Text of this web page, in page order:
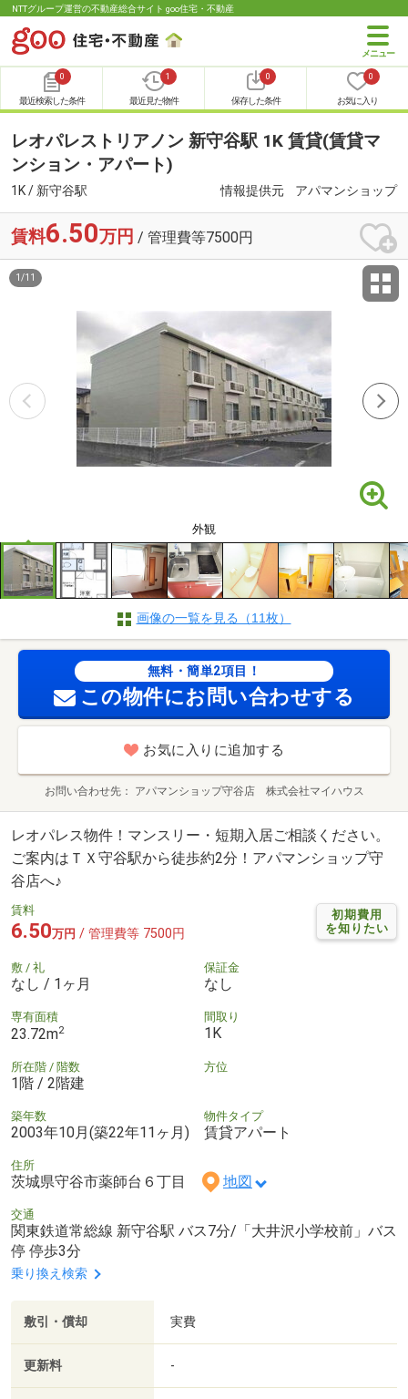
NTTグループ運営の不動産総合サイト goo住宅・不動産
0
最近検索した条件
1
最近見た物件
0
保存した条件
0
お気に入り
レオパレストリアノン 新守谷駅 1K 賃貸(賃貸マ
ンション・アパート)
1K / 新守谷駅 情報提供元 アパマンショップ
賃料6.50万円 / 管理費等7500円
外観
1 /11
画像の一覧を見る（11枚）
無料・簡単2項目！
この物件にお問い合わせする
お気に入りに追加する
お問い合わせ先 アパマンショップ守谷店 株式会社マイハウス
レオパレス物件！マンスリー・短期入居ご相談ください。
ご案内はＴＸ守谷駅から徒歩約2分！アパマンショップ守
谷店へ♪
初期費用
を知りたい
賃料
6.50万円 / 管理費等 7500円
敷 / 礼
なし / 1ヶ月
保証金
なし
専有面積
23.72m2
間取り
1K
所在階 / 階数
1階 / 2階建
方位
築年数
2003年10月(築22年11ヶ月)
物件タイプ
賃貸アパート
住所
茨城県守谷市薬師台６丁目 地図
交通
関東鉄道常総線 新守谷駅 バス7分/「大井沢小学校前」バス
停 停歩3分
乗り換え検索
敷引・償却 実費
更新料 -